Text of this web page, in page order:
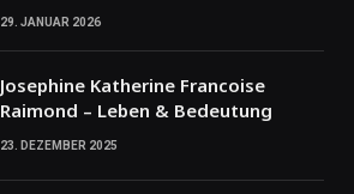
29. JANUAR 2026
Josephine Katherine Francoise
Raimond – Leben & Bedeutung
23. DEZEMBER 2025